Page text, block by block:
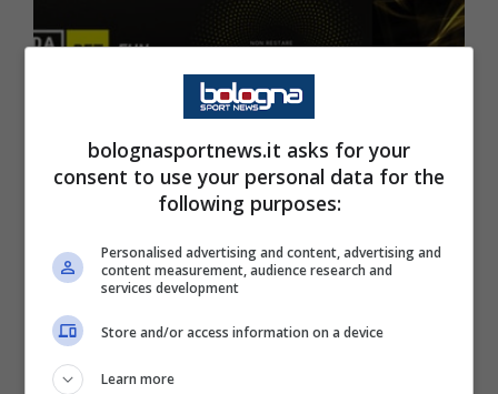
Repubblica:Fantinelli 7.5, Italiano 7.5,
Thornton 7, Aradori 7, Cucci 6.5, Barbante 6,
Paci 6, Panni 6, Davis 5
Corriere di Bologna:Fantinelli 7, Italiano 7.5,
Thornton 6.5, Aradori 7, Cucci 6.5, Barbante
bolognasportnews.it asks for your
consent to use your personal data for the
following purposes:
Personalised advertising and content, advertising and
content measurement, audience research and
services development
Store and/or access information on a device
Learn more